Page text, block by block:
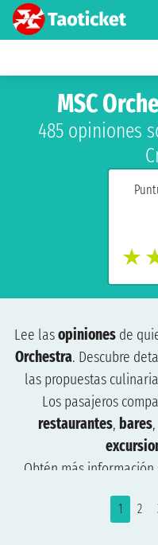
★
MSC
485 opiniones
Lee lasopiniones de
Orchestra. Descubre
las propuestas
Los pasajeros
restaurantes, bares,
Obtén más
1 2